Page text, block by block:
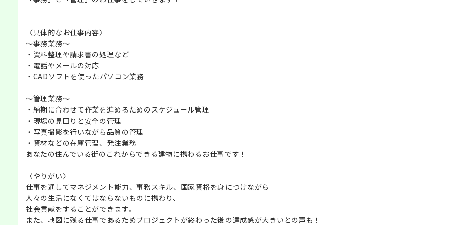
〈具体的なお仕事内容〉
～事務業務～
・資料整理や請求書の処理など
・電話やメールの対応
・CADソフトを使ったパソコン業務
～管理業務～
・納期に合わせて作業を進めるためのスケジュール管理
・現場の見回りと安全の管理
・写真撮影を行いながら品質の管理
・資材などの在庫管理、発注業務
あなたの住んでいる街のこれからできる建物に携わるお仕事です！
〈やりがい〉
仕事を通してマネジメント能力、事務スキル、国家資格を身につけながら
人々の生活になくてはならないものに携わり、
社会貢献をすることができます。
また、地図に残る仕事であるためプロジェクトが終わった後の達成感が大きいとの声も！